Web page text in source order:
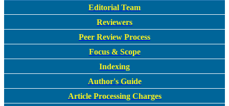
Editorial Team
Reviewers
Peer Review Process
Focus & Scope
Indexing
Author's Guide
Article Processing Charges